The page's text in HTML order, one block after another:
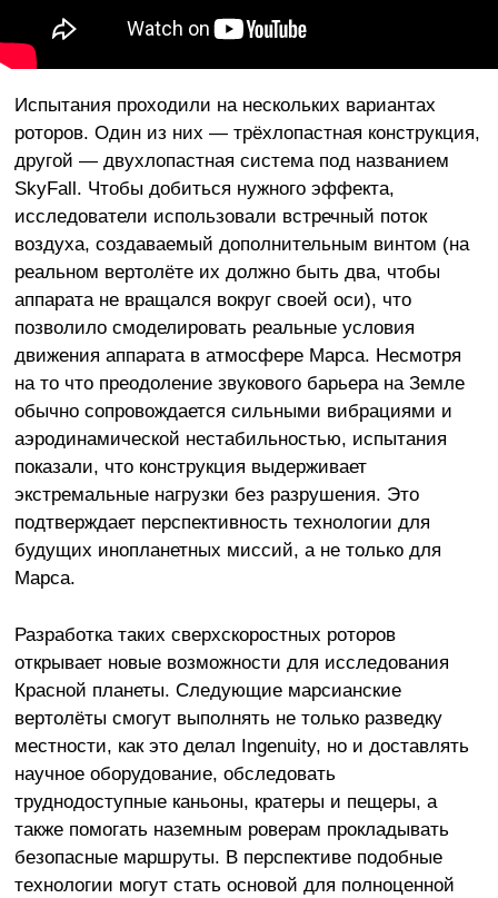
Испытания проходили на нескольких вариантах
роторов. Один из них — трёхлопастная конструкция,
другой — двухлопастная система под названием
SkyFall. Чтобы добиться нужного эффекта,
исследователи использовали встречный поток
воздуха, создаваемый дополнительным винтом (на
реальном вертолёте их должно быть два, чтобы
аппарата не вращался вокруг своей оси), что
позволило смоделировать реальные условия
движения аппарата в атмосфере Марса. Несмотря
на то что преодоление звукового барьера на Земле
обычно сопровождается сильными вибрациями и
аэродинамической нестабильностью, испытания
показали, что конструкция выдерживает
экстремальные нагрузки без разрушения. Это
подтверждает перспективность технологии для
будущих инопланетных миссий, а не только для
Марса.
Разработка таких сверхскоростных роторов
открывает новые возможности для исследования
Красной планеты. Следующие марсианские
вертолёты смогут выполнять не только разведку
местности, как это делал Ingenuity, но и доставлять
научное оборудование, обследовать
труднодоступные каньоны, кратеры и пещеры, а
также помогать наземным роверам прокладывать
безопасные маршруты. В перспективе подобные
технологии могут стать основой для полноценной